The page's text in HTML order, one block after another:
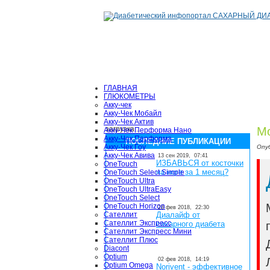
ГЛАВНАЯ
ГЛЮКОМЕТРЫ
Акку-чек
Акку-Чек Мобайл
Акку-Чек Актив
Акку-Чек Перформа Нано
Акку-Чек Перформа
Акку-Чек Гоу
Акку-Чек Авива
OneTouch
OneTouch Select Simple
OneTouch Ultra
OneTouch UltraEasy
OneTouch Select
OneTouch Horizon
Сателлит
Сателлит Экспресс
Сателлит Экспресс Мини
Сателлит Плюс
Diacont
Optium
Optium Omega
загрузка...
ПОСЛЕДНИЕ ПУБЛИКАЦИИ
13 сен 2019, 07:41
ИЗБАВЬСЯ от косточки
на ноге за 1 месяц?
28 фев 2018, 22:30
Диалайф от
сахарного диабета
02 фев 2018, 14:19
Norivent - эффективное